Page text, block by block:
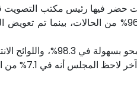
مرت في ظروف عادية في مجموع مواقع الملاحظة، وبالأرقام تمت معاينة 98.6% من
وبخصوص تجهيزات مكاتب التصويت، سجل المجلس توفر المطبوع الخاص بإنجاز
99.7% من الحالات. وفي 92.6% من